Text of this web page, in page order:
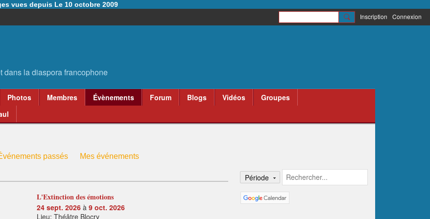
vues depuis Le 10 octobre 2009
Inscription Connexion
Photos Membres Évènements Forum Blogs Vidéos
Groupes
passés Mes événements
Période
L'Extinction des émotions
24 sept. 2026 à9 oct. 2026
Lieu: Théâtre Blocry